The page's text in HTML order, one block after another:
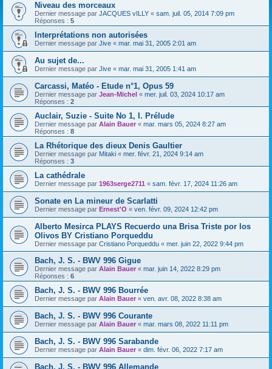
Niveau des morceaux
Dernier message par JACQUES vILLY « sam. juil. 05, 2014 7:09 pm
Réponses : 5
Interprétations non autorisées
Dernier message par Jive « mar. mai 31, 2005 2:01 am
Au sujet de...
Dernier message par Jive « mar. mai 31, 2005 1:41 am
Carcassi, Matéo - Etude n°1, Opus 59
Dernier message par Jean-Michel « mer. juil. 03, 2024 10:17 am
Réponses : 2
Auclair, Suzie - Suite No 1, I. Prélude
Dernier message par Alain Bauer « mar. mars 05, 2024 8:27 am
Réponses : 8
La Rhétorique des dieux Denis Gaultier
Dernier message par Mitaki « mer. févr. 21, 2024 9:14 am
Réponses : 3
La cathédrale
Dernier message par 1963serge2711 « sam. févr. 17, 2024 11:26 am
Sonate en La mineur de Scarlatti
Dernier message par Ernest'O « ven. févr. 09, 2024 12:42 pm
Alberto Mesirca PLAYS Recuerdo una Brisa Triste por los
Olivos BY Cristiano Porqueddu
Dernier message par Cristiano Porqueddu « mer. juin 22, 2022 9:44 pm
Bach, J. S. - BWV 996 Gigue
Dernier message par Alain Bauer « mar. juin 14, 2022 8:29 pm
Réponses : 6
Bach, J. S. - BWV 996 Bourrée
Dernier message par Alain Bauer « ven. avr. 08, 2022 8:38 am
Bach, J. S. - BWV 996 Courante
Dernier message par Alain Bauer « mar. mars 08, 2022 11:11 pm
Bach, J. S. - BWV 996 Sarabande
Dernier message par Alain Bauer « dim. févr. 06, 2022 7:17 am
Bach, J. S. - BWV 996 Allemande